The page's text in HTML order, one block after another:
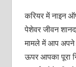
करियर में नाइन
पेशेवर जीवन
मामले में आप अपने
ऊपर आपका पूरा